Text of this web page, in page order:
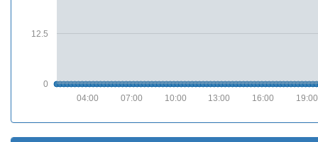
0
12.5
19:00
16:00
13:00
10:00
07:00
04:00